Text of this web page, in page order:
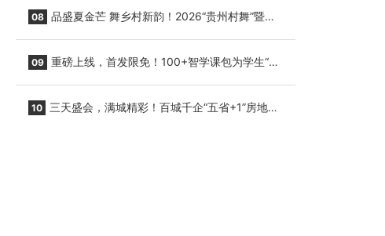
08 品盛夏金芒 舞乡村新韵！2026“贵州村舞”暨望
09 重磅上线，首发限免！100+智学课包为学生“精
10 三天盛会，满城精彩！百城千企“五省+1”房地产